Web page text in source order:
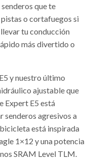
que te
o cortafuegos si
tu conducción
más divertido o
y nuestro último
ajustable que
Expert E5 está
senderos agresivos a
está inspirada
1×12 y una potencia
SRAM Level TLM.